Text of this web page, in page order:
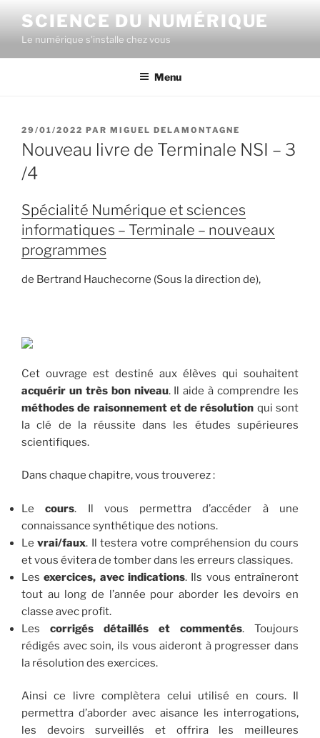
contenu
principal
SCIENCE DU NUMÉRIQUE
Le numérique s'installe chez vous
Menu
PUBLIÉ
LE
29/01/2022 PAR MIGUEL DELAMONTAGNE
Nouveau livre de Terminale NSI – 3
/4
Spécialité Numérique et sciences
informatiques – Terminale – nouveaux
programmes
de Bertrand Hauchecorne (Sous la direction de),
Cet ouvrage est destiné aux élèves qui souhaitent
acquérir un très bon niveau. Il aide à comprendre les
méthodes de raisonnement et de résolution qui sont
la clé de la réussite dans les études supérieures
scientifiques.
Dans chaque chapitre, vous trouverez :
Lecours. Il vous permettra d’accéder à une
connaissance synthétique des notions.
Levrai/faux. Il testera votre compréhension du cours
et vous évitera de tomber dans les erreurs classiques.
Lesexercices, avec indications. Ils vous entraîneront
tout au long de l’année pour aborder les devoirs en
classe avec profit.
Les corrigés détaillés et commentés. Toujours
rédigés avec soin, ils vous aideront à progresser dans
la résolution des exercices.
Ainsi ce livre complètera celui utilisé en cours. Il
permettra d’aborder avec aisance les interrogations,
les devoirs surveillés et offrira les meilleures